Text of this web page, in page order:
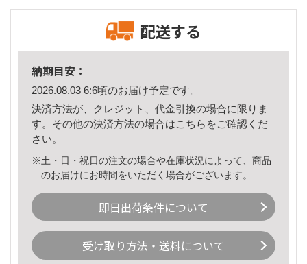
配送する
納期目安：
2026.08.03 6:6頃のお届け予定です。
決済方法が、クレジット、代金引換の場合に限りま
す。その他の決済方法の場合はこちら をご確認くだ
さい。
※土・日・祝日の注文の場合や在庫状況によって、商品
のお届けにお時間をいただく場合がございます。
即日出荷条件について
受け取り方法・送料について